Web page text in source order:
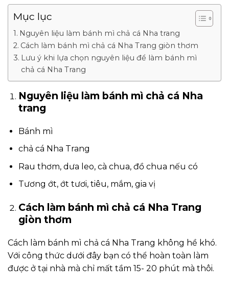
Mục lục
Nguyên liệu làm bánh mì chả cá Nha trang
Cách làm bánh mì chả cá Nha Trang giòn thơm
Lưu ý khi lựa chọn nguyên liệu để làm bánh mì
chả cá Nha Trang
Nguyên liệu làm bánh mì chả cá Nha
trang
Bánh mì
chả cá Nha Trang
Rau thơm, dưa leo, cà chua, đồ chua nếu có
Tương ớt, ớt tươi, tiêu, mắm, gia vị
Cách làm bánh mì chả cá Nha Trang
giòn thơm
Cách làm bánh mì chả cá Nha Trang không hề khó.
Với công thức dưới đây bạn có thể hoàn toàn làm
được ở tại nhà mà chỉ mất tầm 15- 20 phút mà thôi.